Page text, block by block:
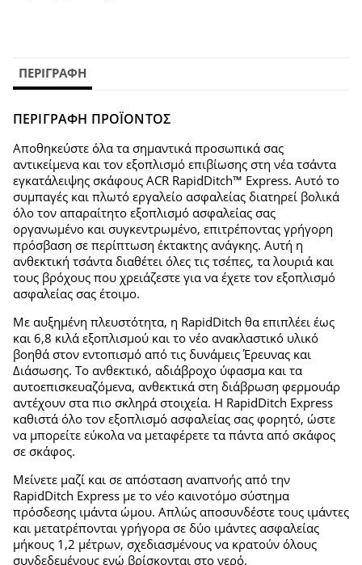
ΠΕΡΙΓΡΑΦΉ
ΠΕΡΙΓΡΑΦΗ ΠΡΟΪΟΝΤΟΣ
Αποθηκεύστε όλα τα σημαντικά προσωπικά σας
αντικείμενα και τον εξοπλισμό επιβίωσης στη νέα τσάντα
εγκατάλειψης σκάφους ACR RapidDitch™ Express. Αυτό το
συμπαγές και πλωτό εργαλείο ασφαλείας διατηρεί βολικά
όλο τον απαραίτητο εξοπλισμό ασφαλείας σας
οργανωμένο και συγκεντρωμένο, επιτρέποντας γρήγορη
πρόσβαση σε περίπτωση έκτακτης ανάγκης. Αυτή η
ανθεκτική τσάντα διαθέτει όλες τις τσέπες, τα λουριά και
τους βρόχους που χρειάζεστε για να έχετε τον εξοπλισμό
ασφαλείας σας έτοιμο.
Με αυξημένη πλευστότητα, η RapidDitch θα επιπλέει έως
και 6,8 κιλά εξοπλισμού και το νέο ανακλαστικό υλικό
βοηθά στον εντοπισμό από τις δυνάμεις Έρευνας και
Διάσωσης. Το ανθεκτικό, αδιάβροχο ύφασμα και τα
αυτοεπισκευαζόμενα, ανθεκτικά στη διάβρωση φερμουάρ
αντέχουν στα πιο σκληρά στοιχεία. Η RapidDitch Express
καθιστά όλο τον εξοπλισμό ασφαλείας σας φορητό, ώστε
να μπορείτε εύκολα να μεταφέρετε τα πάντα από σκάφος
σε σκάφος.
Μείνετε μαζί και σε απόσταση αναπνοής από την
RapidDitch Express με το νέο καινοτόμο σύστημα
πρόσδεσης ιμάντα ώμου. Απλώς αποσυνδέστε τους ιμάντες
και μετατρέπονται γρήγορα σε δύο ιμάντες ασφαλείας
μήκους 1,2 μέτρων, σχεδιασμένους να κρατούν όλους
συνδεδεμένους ενώ βρίσκονται στο νερό.